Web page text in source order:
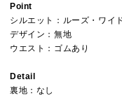
Point
シルエット：ルーズ・ワイ
デザイン：無地
ウエスト：ゴムあり
Detail
裏地：なし